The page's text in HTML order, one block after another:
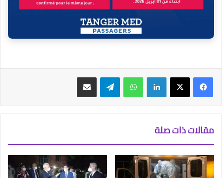
فيسبوك‫X لينكدإن واتساب تيلقرام مشاركة عبر البريد
مقالات ذات صلة